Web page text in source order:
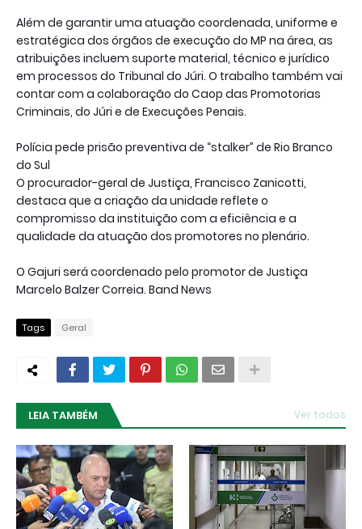
Além de garantir uma atuação coordenada, uniforme e
estratégica dos órgãos de execução do MP na área, as
atribuições incluem suporte material, técnico e jurídico
em processos do Tribunal do Júri. O trabalho também vai
contar com a colaboração do Caop das Promotorias
Criminais, do Júri e de Execuções Penais.
Polícia pede prisão preventiva de “stalker” de Rio Branco
do Sul
O procurador-geral de Justiça, Francisco Zanicotti,
destaca que a criação da unidade reflete o
compromisso da instituição com a eficiência e a
qualidade da atuação dos promotores no plenário.
O Gajuri será coordenado pelo promotor de Justiça
Marcelo Balzer Correia. Band News
Tags Geral
LEIA TAMBÉM Ver todos